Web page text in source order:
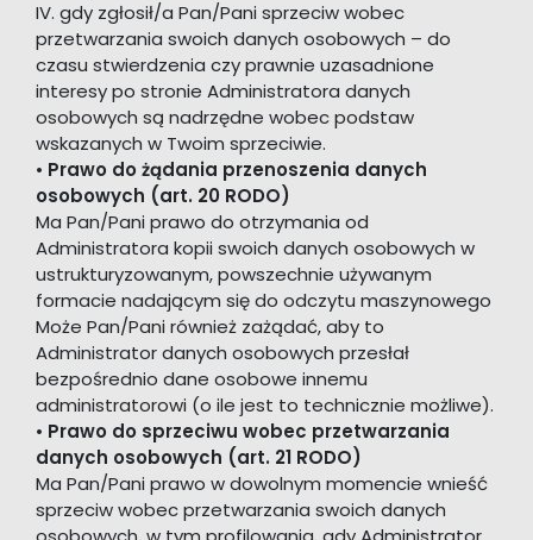
IV. gdy zgłosił/a Pan/Pani sprzeciw wobec
przetwarzania swoich danych osobowych – do
czasu stwierdzenia czy prawnie uzasadnione
interesy po stronie Administratora danych
osobowych są nadrzędne wobec podstaw
wskazanych w Twoim sprzeciwie.
• Prawo do żądania przenoszenia danych
osobowych (art. 20 RODO)
Ma Pan/Pani prawo do otrzymania od
Administratora kopii swoich danych osobowych w
ustrukturyzowanym, powszechnie używanym
formacie nadającym się do odczytu maszynowego
Może Pan/Pani również zażądać, aby to
Administrator danych osobowych przesłał
bezpośrednio dane osobowe innemu
administratorowi (o ile jest to technicznie możliwe).
• Prawo do sprzeciwu wobec przetwarzania
danych osobowych (art. 21 RODO)
Ma Pan/Pani prawo w dowolnym momencie wnieść
sprzeciw wobec przetwarzania swoich danych